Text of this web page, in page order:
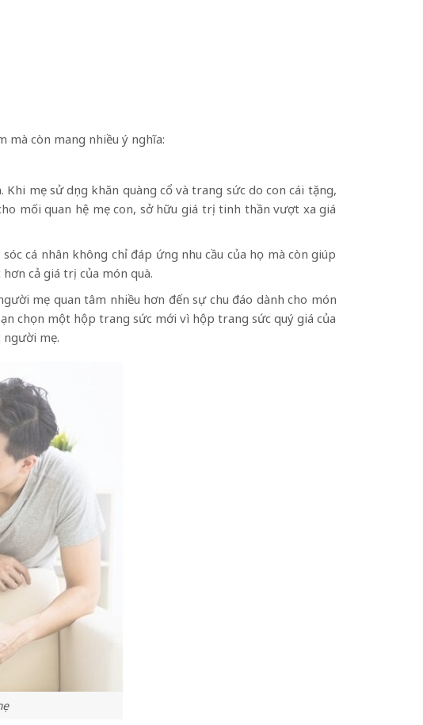
mà còn mang nhiều ý nghĩa:
mẹ sử dụng khăn quàng cổ và trang sức do con cái tặng,
mối quan hệ mẹ con, sở hữu giá trị tinh thần vượt xa giá
cá nhân không chỉ đáp ứng nhu cầu của họ mà còn giúp
cả giá trị của món quà.
mẹ quan tâm nhiều hơn đến sự chu đáo dành cho món
chọn một hộp trang sức mới vì hộp trang sức quý giá của
người mẹ.